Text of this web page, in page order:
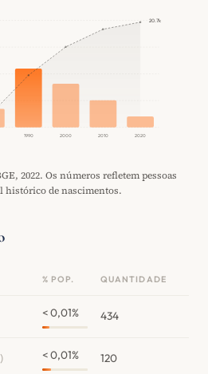
1990 2000 2010 2020
20.7k
2022. Os números refletem pessoas
histórico de nascimentos.
% POP. QUANTIDADE
< 0,01% 434
< 0,01% 120